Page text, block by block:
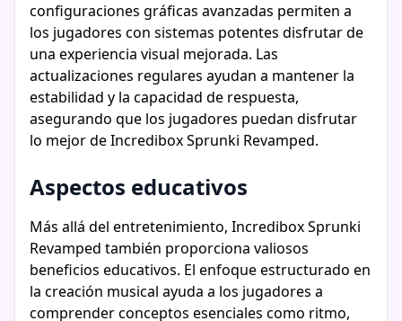
configuraciones gráficas avanzadas permiten a
los jugadores con sistemas potentes disfrutar de
una experiencia visual mejorada. Las
actualizaciones regulares ayudan a mantener la
estabilidad y la capacidad de respuesta,
asegurando que los jugadores puedan disfrutar
lo mejor de Incredibox Sprunki Revamped.
Aspectos educativos
Más allá del entretenimiento, Incredibox Sprunki
Revamped también proporciona valiosos
beneficios educativos. El enfoque estructurado en
la creación musical ayuda a los jugadores a
comprender conceptos esenciales como ritmo,